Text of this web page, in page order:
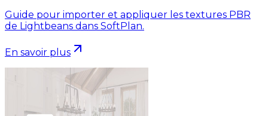
Guide pour importer et appliquer les textures PBR
de Lightbeans dans SoftPlan.
En savoir plus